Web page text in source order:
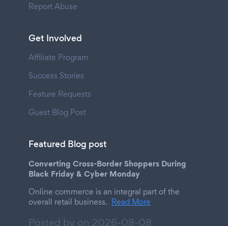
Report Abuse
Get Involved
Affiliate Program
Success Stories
Feature Requests
Guest Blog Post
Featured Blog post
Converting Cross-Border Shoppers During
Black Friday & Cyber Monday
Online commerce is an integral part of the
overall retail business. Read More
Posted by on 2026-08-08